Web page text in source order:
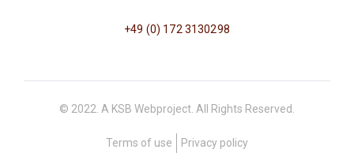
+49 (0) 172 3130298
© 2022. A KSB Webproject. All Rights Reserved.
Terms of use Privacy policy